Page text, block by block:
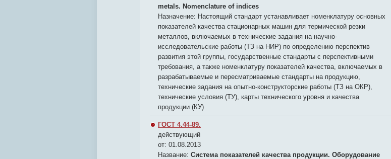
metals. Nomenclature of indices
Назначение: Настоящий стандарт устанавливает номенклатуру основных
показателей качества стационарных машин для термической резки
металлов, включаемых в технические задания на научно-
исследовательские работы (ТЗ на НИР) по определению перспектив
развития этой группы, государственные стандарты с перспективными
требования, а также номенклатуру показателей качества, включаемых в
разрабатываемые и пересматриваемые стандарты на продукцию,
технические задания на опытно-конструкторские работы (ТЗ на ОКР),
технические условия (ТУ), карты технического уровня и качества
продукции (КУ)
ГОСТ 4.44-89.
действующий
от: 01.08.2013
Название: Система показателей качества продукции. Оборудование